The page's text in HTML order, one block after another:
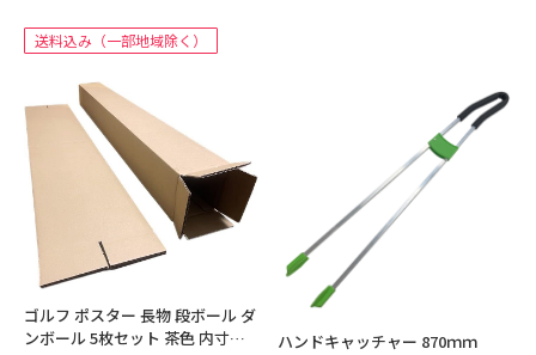
送料込み（一部地域除く）
ゴルフ ポスター 長物 段ボール ダ
ンボール 5枚セット 茶色 内寸約
ハンドキャッチャー 870ｍｍ